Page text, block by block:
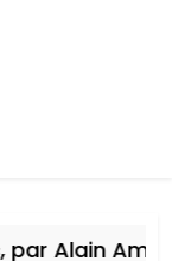
Alain Amiel